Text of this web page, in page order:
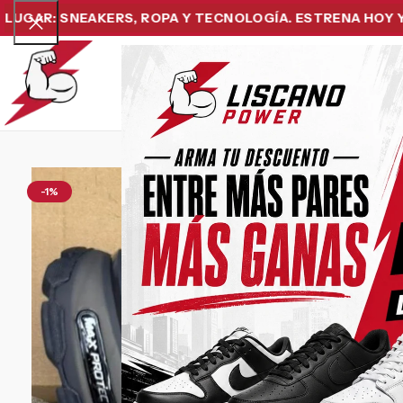
SNEAKERS, ROPA Y TECNOLOGÍA. ESTRENA HOY Y
Home
-1%